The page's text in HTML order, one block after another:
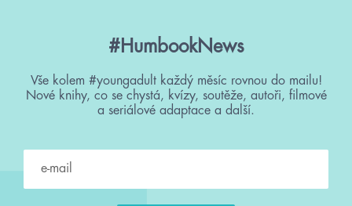
#HumbookNews
Vše kolem #youngadult každý měsíc rovnou do mailu!
Nové knihy, co se chystá, kvízy, soutěže, autoři, filmové
a seriálové adaptace a další.